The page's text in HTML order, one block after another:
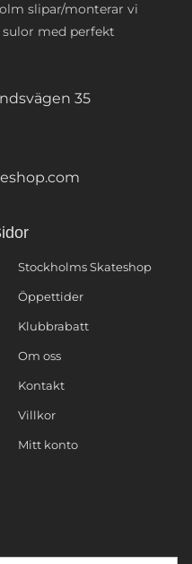
slipar/monterar vi
med perfekt
35
Stockholms Skateshop
Öppettider
Klubbrabatt
Om oss
Kontakt
Villkor
Mitt konto